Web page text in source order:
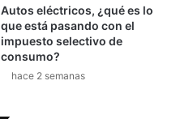
Autos eléctricos, ¿qué es lo
que está pasando con el
impuesto selectivo de
consumo?
hace 2 semanas